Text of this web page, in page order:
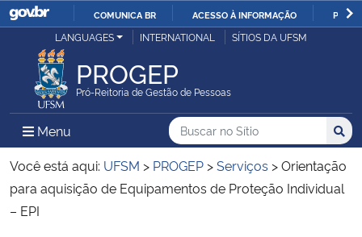
IR
COMUNICA BR ACESSO À INFORMAÇÃO
Ministério da Justiça e Segurança Pública
Ministério da Defesa
Ministério das Relações Exteriores
Ministério da Economia
LANGUAGES INTERNATIONAL SÍTIOS DA UFSM
PROGEP
Pró-Reitoria de Gestão de Pessoas
Menu Menu Principal do Sítio
Busca
Buscar no no Sítio
Busca:
Você está aqui: UFSM > PROGEP >Serviços >Orientação
para aquisição de Equipamentos de Proteção Individual
– EPI